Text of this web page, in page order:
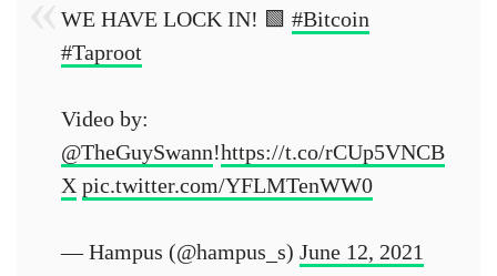
WE HAVE LOCK IN! 🟩 #Bitcoin
#Taproot
Video by:
@TheGuySwann!https://t.co/rCUp5VNCB
X pic.twitter.com/YFLMTenWW0
— Hampus (@hampus_s) June 12, 2021